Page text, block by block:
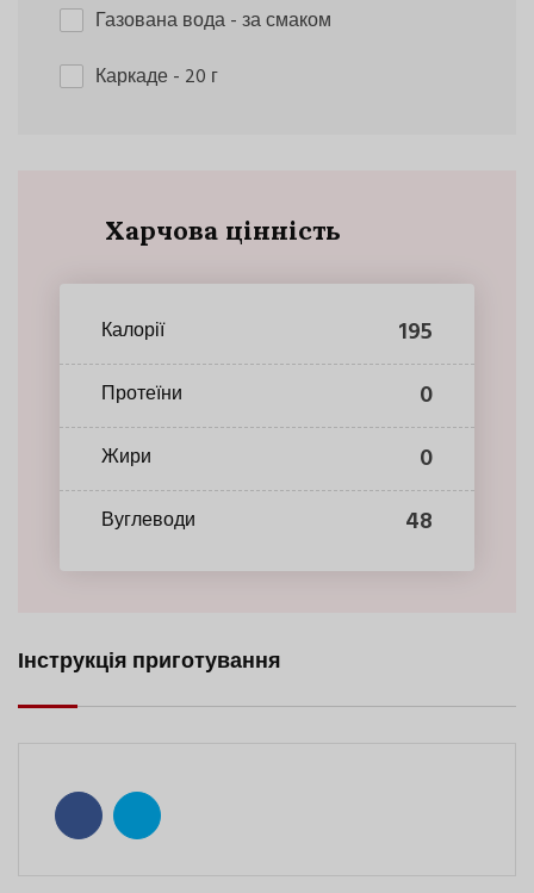
Газована вода- за смаком
Каркаде- 20 г
Харчова цінність
Калорії 195
Протеїни 0
Жири 0
Вуглеводи 48
Інструкція приготування